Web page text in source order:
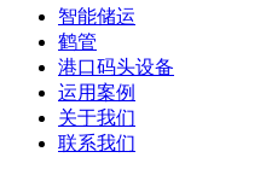
智能储运
鹤管
港口码头设备
运用案例
关于我们
联系我们